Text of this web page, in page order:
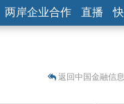
两岸企业合作 直播
返回中国金融信